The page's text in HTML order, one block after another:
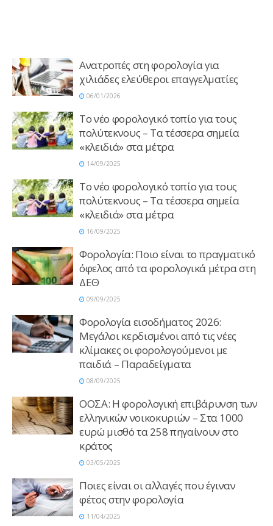
Ανατροπές στη φορολογία για
χιλιάδες ελεύθεροι επαγγελματίες
06/01/2026
Το νέο φορολογικό τοπίο για τους
πολύτεκνους – Τα τέσσερα σημεία
«κλειδιά» στα μέτρα
14/09/2025
Το νέο φορολογικό τοπίο για τους
πολύτεκνους – Τα τέσσερα σημεία
«κλειδιά» στα μέτρα
16/09/2025
Φορολογία: Ποιο είναι το πραγματικό
όφελος από τα φορολογικά μέτρα στη
ΔΕΘ
09/09/2025
Φορολογία εισοδήματος 2026:
Μεγάλοι κερδισμένοι από τις νέες
κλίμακες οι φορολογούμενοι με
παιδιά – Παραδείγματα
08/09/2025
ΟΟΣΑ: Η φορολογική επιβάρυνση των
ελληνικών νοικοκυριών – Στα 1000
ευρώ μισθό τα 258 πηγαίνουν στο
κράτος
03/05/2025
Ποιες είναι οι αλλαγές που έγιναν
φέτος στην φορολογία
11/04/2025